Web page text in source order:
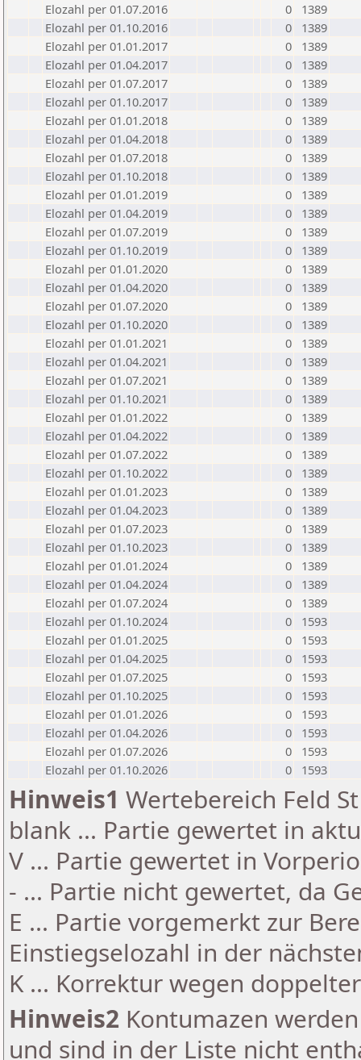
Elozahl per 01.07.2016
0
1389
Elozahl per 01.10.2016
0
1389
Elozahl per 01.01.2017
0
1389
Elozahl per 01.04.2017
0
1389
Elozahl per 01.07.2017
0
1389
Elozahl per 01.10.2017
0
1389
Elozahl per 01.01.2018
0
1389
Elozahl per 01.04.2018
0
1389
Elozahl per 01.07.2018
0
1389
Elozahl per 01.10.2018
0
1389
Elozahl per 01.01.2019
0
1389
Elozahl per 01.04.2019
0
1389
Elozahl per 01.07.2019
0
1389
Elozahl per 01.10.2019
0
1389
Elozahl per 01.01.2020
0
1389
Elozahl per 01.04.2020
0
1389
Elozahl per 01.07.2020
0
1389
Elozahl per 01.10.2020
0
1389
Elozahl per 01.01.2021
0
1389
Elozahl per 01.04.2021
0
1389
Elozahl per 01.07.2021
0
1389
Elozahl per 01.10.2021
0
1389
Elozahl per 01.01.2022
0
1389
Elozahl per 01.04.2022
0
1389
Elozahl per 01.07.2022
0
1389
Elozahl per 01.10.2022
0
1389
Elozahl per 01.01.2023
0
1389
Elozahl per 01.04.2023
0
1389
Elozahl per 01.07.2023
0
1389
Elozahl per 01.10.2023
0
1389
Elozahl per 01.01.2024
0
1389
Elozahl per 01.04.2024
0
1389
Elozahl per 01.07.2024
0
1389
Elozahl per 01.10.2024
0
1593
Elozahl per 01.01.2025
0
1593
Elozahl per 01.04.2025
0
1593
Elozahl per 01.07.2025
0
1593
Elozahl per 01.10.2025
0
1593
Elozahl per 01.01.2026
0
1593
Elozahl per 01.04.2026
0
1593
Elozahl per 01.07.2026
0
1593
Elozahl per 01.10.2026
0 1593
Hinweis1 Wertebereich Feld
blank ... Partie gewertet in
V ... Partie gewertet in
- ... Partie nicht gewertet, da
E ... Partie vorgemerkt zur
Einstiegselozahl in der
K ... Korrektur wegen
Hinweis2 Kontumazen
und sind in der Liste nicht